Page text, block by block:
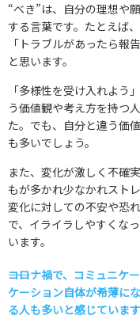
“べき”は、自分の理想や
する言葉です。たとえば
「トラブルがあったら報
と思います。
「多様性を受け入れよう
う価値観や考え方を持つ
た。でも、自分と違う価
も多いでしょう。
また、変化が激しく不確
もが多かれ少なかれスト
変化に対しての不安や恐
で、イライラしやすくな
います。
――コロナ禍で、コミュニ
ケーション自体が希薄に
る人も多いと感じています